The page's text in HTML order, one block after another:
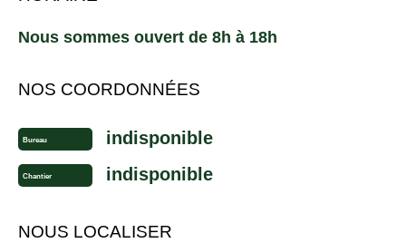
Nous sommes ouvert de 8h à 18h
NOS COORDONNÉES
Bureau indisponible
Chantier indisponible
NOUS LOCALISER